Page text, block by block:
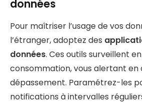
données
Pour maîtriser l’usage de vos
l’étranger, adoptez des
données. Ces outils surveillent
consommation, vous alertant en
dépassement. Paramétrez-les
notifications à intervalles